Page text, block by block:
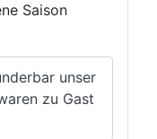
Saison
unser
zu Gast